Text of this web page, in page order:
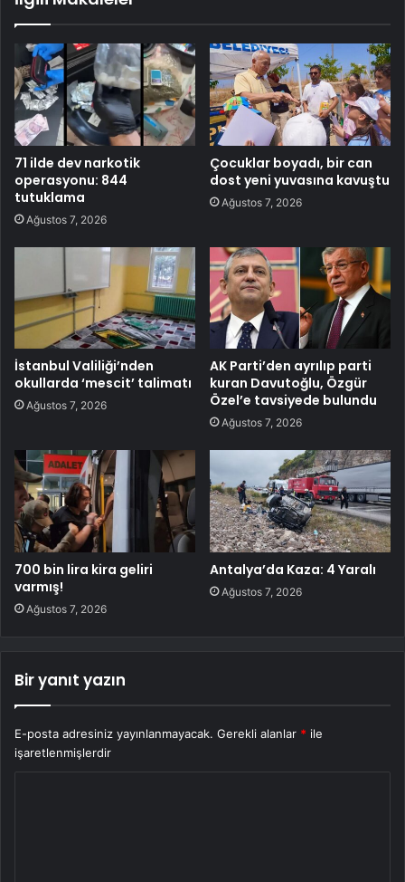
71 ilde dev narkotik
operasyonu: 844
tutuklama
Ağustos 7, 2026
Çocuklar boyadı, bir can
dost yeni yuvasına kavuştu
Ağustos 7, 2026
İstanbul Valiliği’nden
okullarda ‘mescit’ talimatı
Ağustos 7, 2026
AK Parti’den ayrılıp parti
kuran Davutoğlu, Özgür
Özel’e tavsiyede bulundu
Ağustos 7, 2026
700 bin lira kira geliri
varmış!
Ağustos 7, 2026
Antalya’da Kaza: 4 Yaralı
Ağustos 7, 2026
Bir yanıt yazın
E-posta adresiniz yayınlanmayacak. Gerekli alanlar * ile
işaretlenmişlerdir